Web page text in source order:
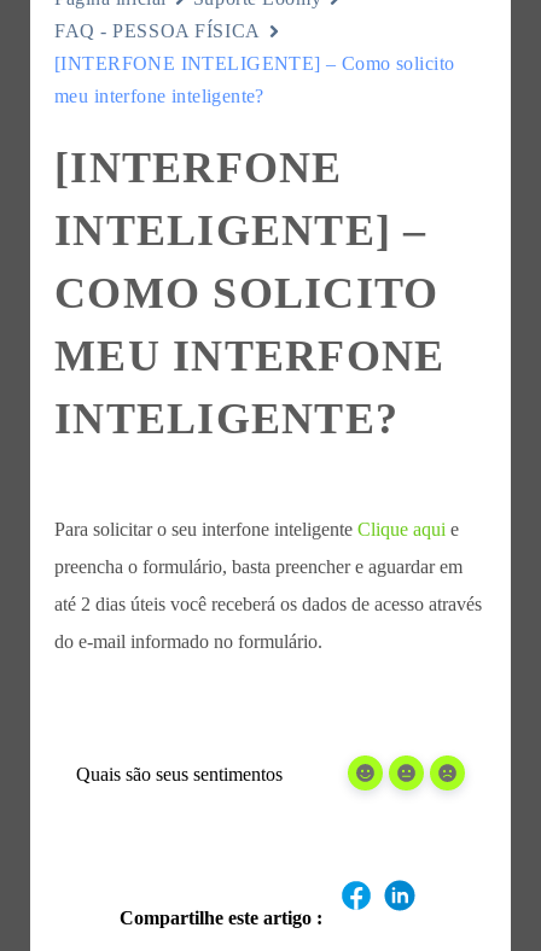
FAQ - PESSOA FÍSICA
[INTERFONE INTELIGENTE] – Como solicito
meu interfone inteligente?
[INTERFONE
INTELIGENTE] –
COMO SOLICITO
MEU INTERFONE
INTELIGENTE?
Para solicitar o seu interfone inteligente Clique aqui e
preencha o formulário, basta preencher e aguardar em
até 2 dias úteis você receberá os dados de acesso através
do e-mail informado no formulário.
Quais são seus sentimentos
Compartilhe este artigo :